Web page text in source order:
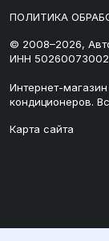
ПОЛИТИКА
© 2008–2026,
ИНН
Интернет-
кондиционеров.
Карта сайта